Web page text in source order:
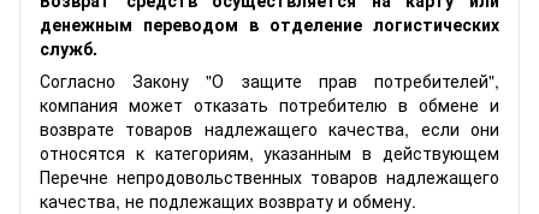
денежным переводом в отделение логистических
служб.
Согласно Закону "О защите прав потребителей",
компания может отказать потребителю в обмене и
возврате товаров надлежащего качества, если они
относятся к категориям, указанным в действующем
Перечне непродовольственных товаров надлежащего
качества, не подлежащих возврату и обмену.